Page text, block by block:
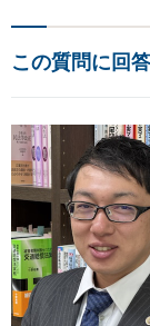
この質問に回